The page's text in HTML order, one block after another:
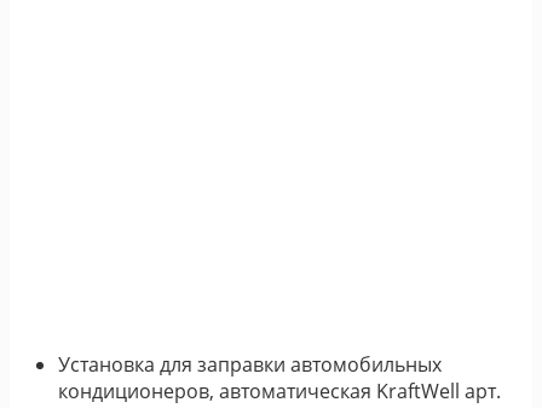
Установка для заправки автомобильных
кондиционеров, автоматическая KraftWell арт.